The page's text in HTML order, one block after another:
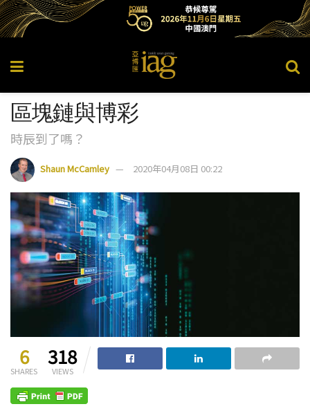
區塊鏈與博彩
時辰到了嗎？
Shaun McCamley 2020年04月08日 00:22
6
SHARES
318
VIEWS